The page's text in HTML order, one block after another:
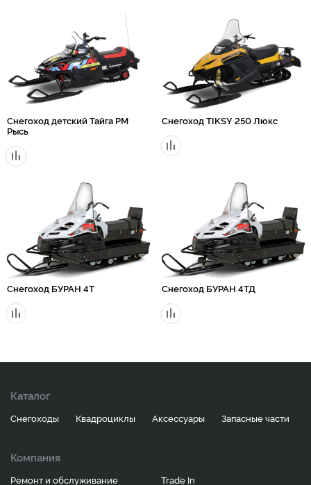
Снегоход детский Тайга РМ
Рысь
Снегоход TIKSY 250 Люкс
Снегоход БУРАН 4Т Снегоход БУРАН 4ТД
Каталог
Снегоходы Квадроциклы Аксессуары Запасные части
Компания
Ремонт и обслуживание Trade In